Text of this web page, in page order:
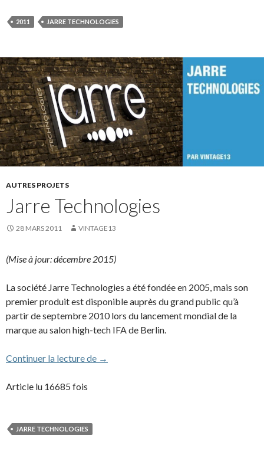
2011 JARRE TECHNOLOGIES
AUTRES PROJETS
Jarre Technologies
28 MARS 2011 VINTAGE13
(Mise à jour: décembre 2015)
La société Jarre Technologies a été fondée en 2005, mais son
premier produit est disponible auprès du grand public qu’à
partir de septembre 2010 lors du lancement mondial de la
marque au salon high-tech IFA de Berlin.
Continuer la lecture de Jarre Technologies
→
Article lu 16685 fois
JARRE TECHNOLOGIES